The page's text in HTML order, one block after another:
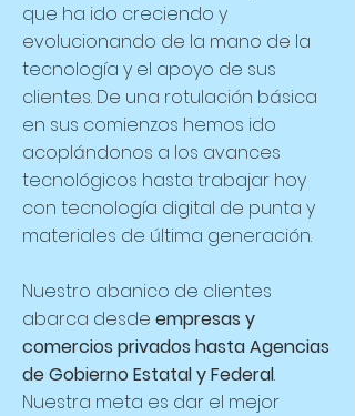
que ha ido creciendo y
evolucionando de la mano de la
tecnología y el apoyo de sus
clientes. De una rotulación básica
en sus comienzos hemos ido
acoplándonos a los avances
tecnológicos hasta trabajar hoy
con tecnología digital de punta y
materiales de última generación.
Nuestro abanico de clientes
abarca desde empresas y
comercios privados hasta Agencias
de Gobierno Estatal y Federal.
Nuestra meta es dar el mejor